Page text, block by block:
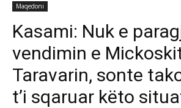
Maqedoni
Kasami: Nuk e
vendimin e
Taravarin, sonte
t’i sqaruar këto